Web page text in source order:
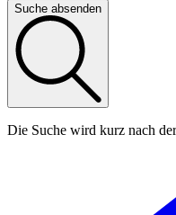
Suche absenden
Die Suche wird kurz nach